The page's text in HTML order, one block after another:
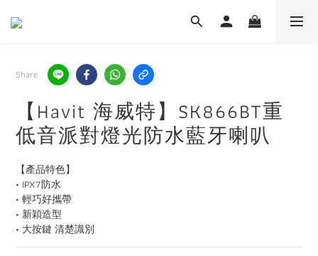
Share
【Havit 海威特】SK866BT重
低音派對燈光防水藍牙喇叭
【產品特色】
• IPX7防水
• 輕巧好攜帶
• 新穎造型
• 大按鍵 清楚識別